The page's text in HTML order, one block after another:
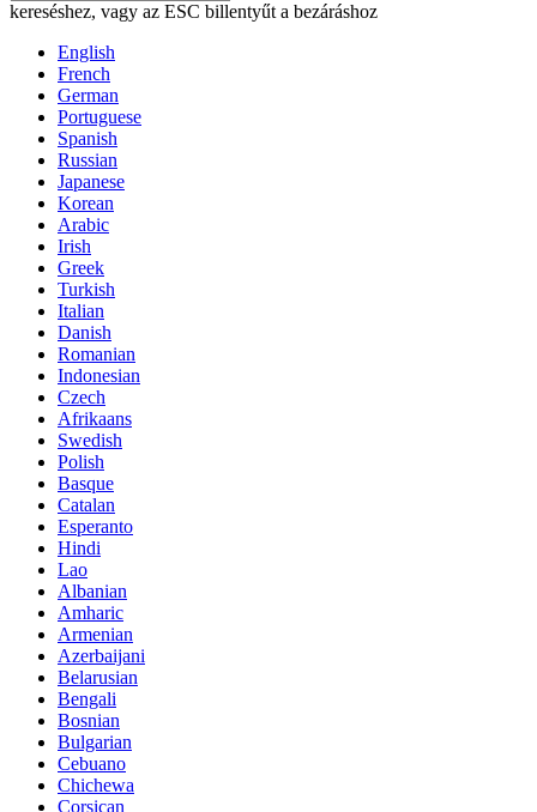
kereséshez, vagy az ESC billentyűt a bezáráshoz
English
French
German
Portuguese
Spanish
Russian
Japanese
Korean
Arabic
Irish
Greek
Turkish
Italian
Danish
Romanian
Indonesian
Czech
Afrikaans
Swedish
Polish
Basque
Catalan
Esperanto
Hindi
Lao
Albanian
Amharic
Armenian
Azerbaijani
Belarusian
Bengali
Bosnian
Bulgarian
Cebuano
Chichewa
Corsican